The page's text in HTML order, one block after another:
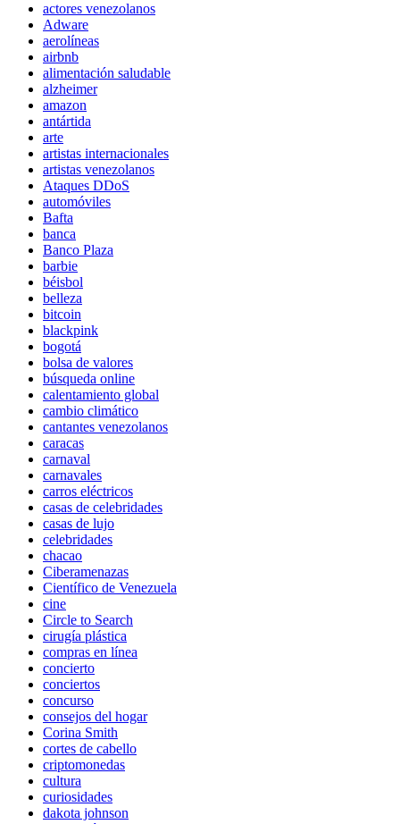
actores venezolanos
Adware
aerolíneas
airbnb
alimentación saludable
alzheimer
amazon
antártida
arte
artistas internacionales
artistas venezolanos
Ataques DDoS
automóviles
Bafta
banca
Banco Plaza
barbie
béisbol
belleza
bitcoin
blackpink
bogotá
bolsa de valores
búsqueda online
calentamiento global
cambio climático
cantantes venezolanos
caracas
carnaval
carnavales
carros eléctricos
casas de celebridades
casas de lujo
celebridades
chacao
Ciberamenazas
Científico de Venezuela
cine
Circle to Search
cirugía plástica
compras en línea
concierto
conciertos
concurso
consejos del hogar
Corina Smith
cortes de cabello
criptomonedas
cultura
curiosidades
dakota johnson